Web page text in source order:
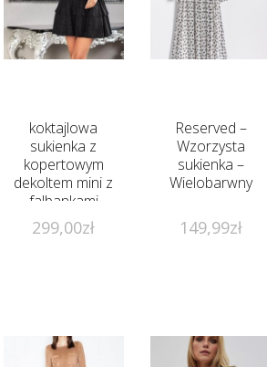
koktajlowa
sukienka z
kopertowym
dekoltem mini z
falbankami
(Czarny, M)
299,00zł
Reserved –
Wzorzysta
sukienka –
Wielobarwny
149,99zł